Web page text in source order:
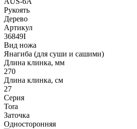
Рукоять
Дерево
Артикул
36849I
Вид ножа
Янагиба (для суши и сашими)
Длина клинка, мм
270
Длина клинка, см
27
Серия
Tora
Заточка
Односторонняя